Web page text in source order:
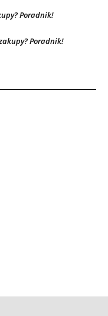
Poradnik!
Poradnik!